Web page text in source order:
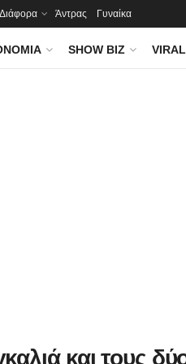
Διάφορα Άντρας Γυναίκα
SHOW BIZ VIRAL
και τους